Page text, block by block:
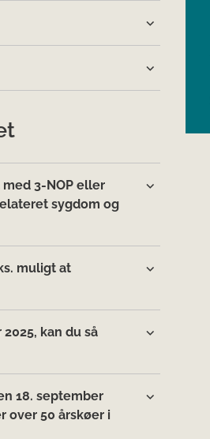
3-NOP eller
sygdom og
muligt at
kan du så
18. september
over 50 årskøer i